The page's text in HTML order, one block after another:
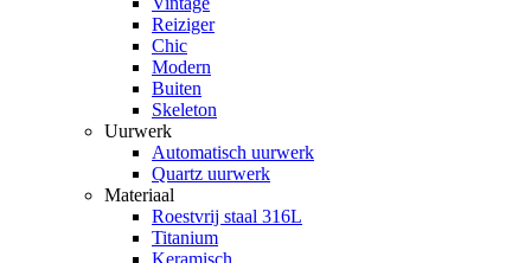
Reiziger
Chic
Modern
Buiten
Skeleton
Uurwerk
Automatisch uurwerk
Quartz uurwerk
Materiaal
Roestvrij staal 316L
Titanium
Keramisch